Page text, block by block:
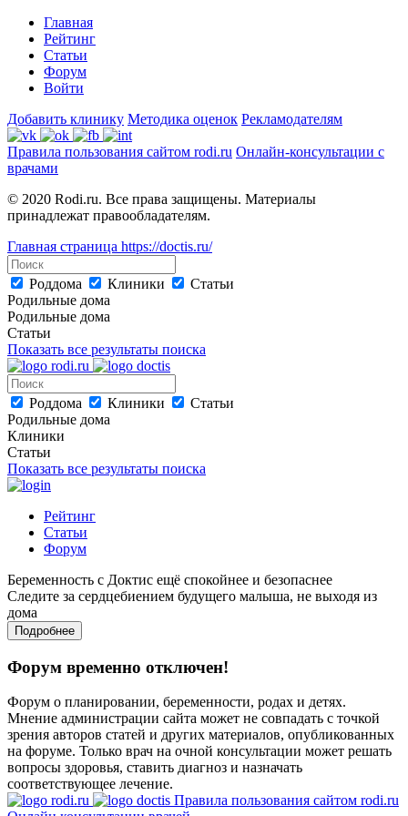
Главная
Рейтинг
Статьи
Форум
Войти
Добавить клинику Методика оценок Рекламодателям
Правила пользования сайтом rodi.ru Онлайн-консультации с
врачами
© 2020 Rodi.ru. Все права защищены. Материалы
принадлежат правообладателям.
Главная страница https://doctis.ru/
Роддома Клиники
Статьи
Родильные дома
Родильные дома
Статьи
Показать все результаты поиска
Роддома Клиники
Статьи
Родильные дома
Клиники
Статьи
Показать все результаты поиска
Рейтинг
Статьи
Форум
Беременность с Доктис ещё спокойнее и безопаснее
Следите за сердцебиением будущего малыша, не выходя из
дома
Подробнее
Форум временно отключен!
Форум о планировании, беременности, родах и детях.
Мнение администрации сайта может не совпадать с точкой
зрения авторов статей и других материалов, опубликованных
на форуме. Только врач на очной консультации может решать
вопросы здоровья, ставить диагноз и назначать
соответствующее лечение.
Правила пользования сайтом rodi.ru